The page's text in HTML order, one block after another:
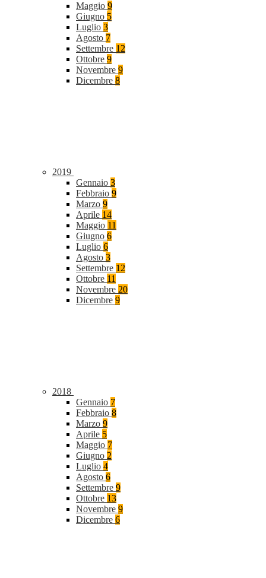
Maggio 9
Giugno 5
Luglio 3
Agosto 7
Settembre 12
Ottobre 9
Novembre 9
Dicembre 8
2019
Gennaio 3
Febbraio 9
Marzo 9
Aprile 14
Maggio 11
Giugno 6
Luglio 6
Agosto 3
Settembre 12
Ottobre 11
Novembre 20
Dicembre 9
2018
Gennaio 7
Febbraio 8
Marzo 9
Aprile 5
Maggio 7
Giugno 2
Luglio 4
Agosto 6
Settembre 9
Ottobre 13
Novembre 9
Dicembre 6